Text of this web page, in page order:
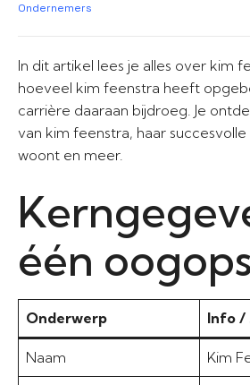
Ondernemers
In dit artikel lees je alles over kim
hoeveel kim feenstra heeft
carrière daaraan bijdroeg. Je
van kim feenstra, haar
woont en meer.
één
Onderwerp Info /
Naam Kim